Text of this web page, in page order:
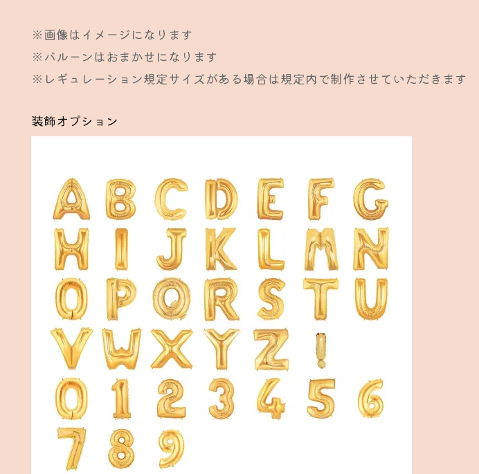
※画像はイメージになります
※バルーンはおまかせになります
※レギュレーション規定サイズがある場合は規定内で制作させていただきます
装飾オプション